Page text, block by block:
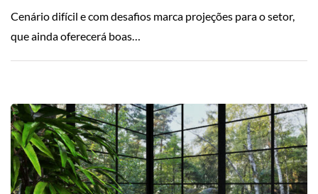
Cenário difícil e com desafios marca projeções para o setor,
que ainda oferecerá boas…